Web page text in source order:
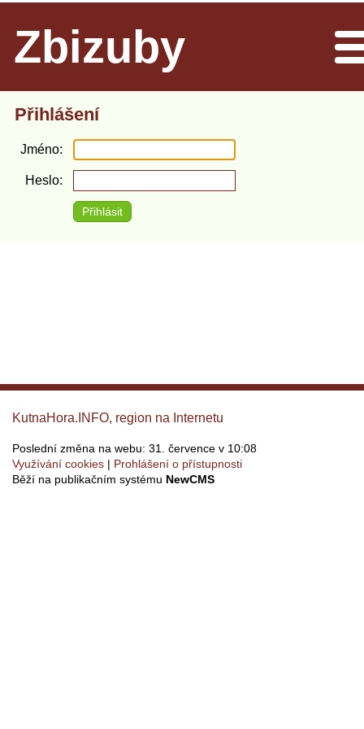
Zbizuby
Přihlášení
Jméno
Heslo
KutnaHora.INFO, region na Internetu
Poslední změna na webu: 31. července v 10:08
Využívání cookies
Prohlášení o přístupnosti
Běží na publikačním systému NewCMS